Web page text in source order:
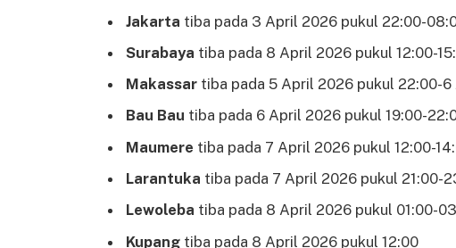
Jakarta tiba pada 3 April 2026 pukul 22:00-
Surabaya tiba pada 8 April 2026 pukul 12:00-
Makassar tiba pada 5 April 2026 pukul 22:00-
Bau Bau tiba pada 6 April 2026 pukul 19:00-
Maumere tiba pada 7 April 2026 pukul 12:00-
Larantuka tiba pada 7 April 2026 pukul 21:00-
Lewoleba tiba pada 8 April 2026 pukul 01:00-
Kupang tiba pada 8 April 2026 pukul 12:00